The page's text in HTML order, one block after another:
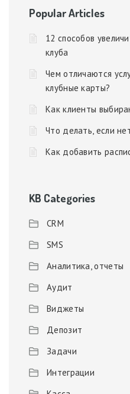
Popular Articles
12 способов
клуба
Чем отличаются
клубные карты?
Как клиенты
Что делать, если
Как добавить
KB Categories
CRM
SMS
Аналитика, отчеты
Аудит
Виджеты
Депозит
Задачи
Интеграции